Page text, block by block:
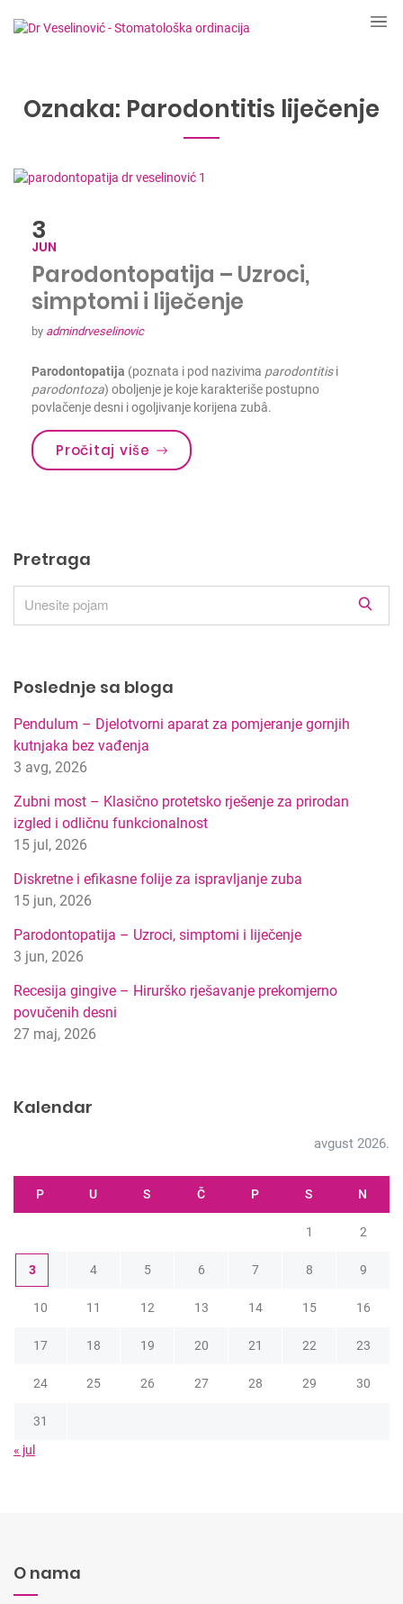
Oznaka: Parodontitis liječenje
3
JUN
Parodontopatija – Uzroci,
simptomi i liječenje
by admindrveselinovic
Parodontopatija (poznata i pod nazivima parodontitisi
parodontoza) oboljenje je koje karakteriše postupno
povlačenje desni i ogoljivanje korijena zubâ.
Pročitaj više
Pretraga
e
Poslednje sa bloga
Pendulum – Djelotvorni aparat za pomjeranje gornjih
kutnjaka bez vađenja
3 avg, 2026
Zubni most – Klasično protetsko rješenje za prirodan
izgled i odličnu funkcionalnost
15 jul, 2026
Diskretne i efikasne folije za ispravljanje zuba
15 jun, 2026
Parodontopatija – Uzroci, simptomi i liječenje
3 jun, 2026
Recesija gingive – Hirurško rješavanje prekomjerno
povučenih desni
27 maj, 2026
Kalendar
avgust 2026.
P U S Č P S N
1 2
3 4 5 6 7 8 9
10 11 12 13 14 15 16
17 18 19 20 21 22 23
24 25 26 27 28 29 30
31
« jul
O nama